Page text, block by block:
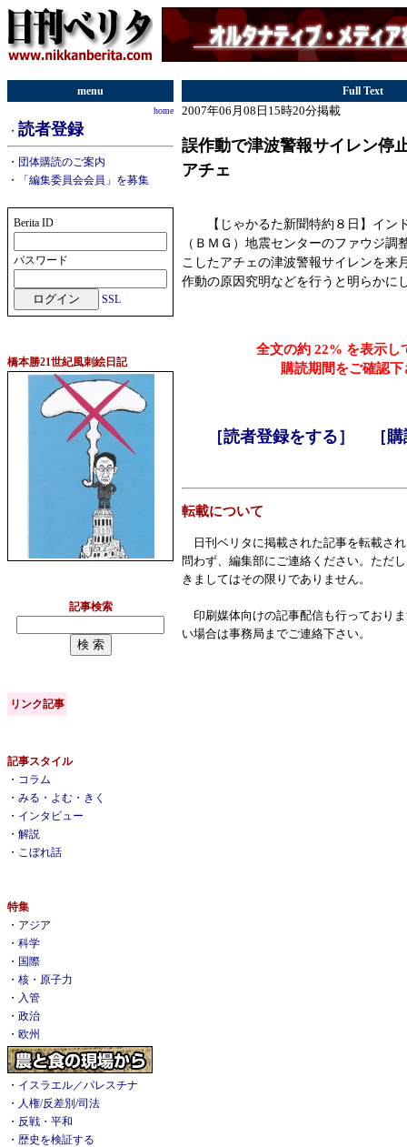
menu
home
・ 読者登録
・ 団体購読のご案内
・
「編集委員会会員」を募集
Berita ID
パスワード
SSL
橋本勝21世紀風刺絵日記
記事検索
リンク記事
記事スタイル
・ コラム
・ みる・よむ・きく
・ インタビュー
・ 解説
・ こぼれ話
特集
・ アジア
・ 科学
・ 国際
・ 核・原子力
・ 入管
・ 政治
・ 欧州
・ イスラエル／パレスチナ
・ 人権/反差別/司法
・ 反戦・平和
・ 歴史を検証する
Full Text
2007年06月08日15時20分掲載
誤作動で津波警報サイレン停
アチェ
【じゃかるた新聞特約８日】イン
（ＢＭＧ）地震センターのファウジ調
こしたアチェの津波警報サイレンを来
作動の原因究明などを行うと明らかに
全文の約 22% を表示し
購読期間をご確認下
［読者登録をする］ ［
転載について
日刊ベリタに掲載された記事を転載さ
問わず、編集部にご連絡ください。ただ
きましてはその限りでありません。
印刷媒体向けの記事配信も行っており
い場合は事務局までご連絡下さい。